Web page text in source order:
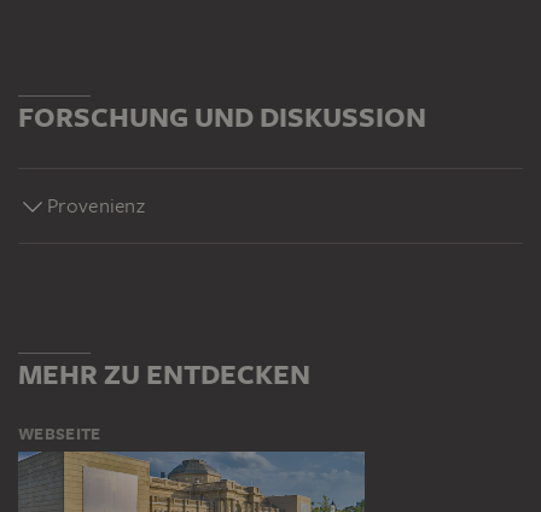
FORSCHUNG UND DISKUSSION
Provenienz
MEHR ZU ENTDECKEN
WEBSEITE